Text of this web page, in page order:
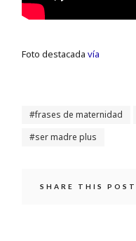
Foto destacadavía
frases de maternidad
ser madre plus
SHARE THIS POST